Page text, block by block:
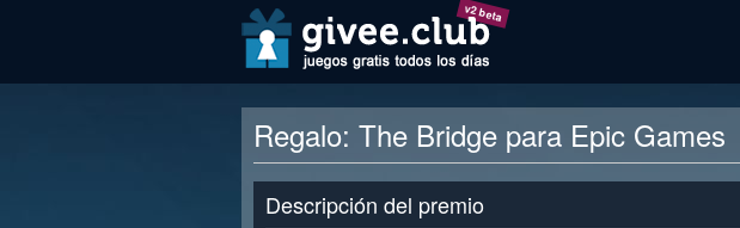
v2 beta
Regalo: The Bridge para Epic Games
Descripción del premio